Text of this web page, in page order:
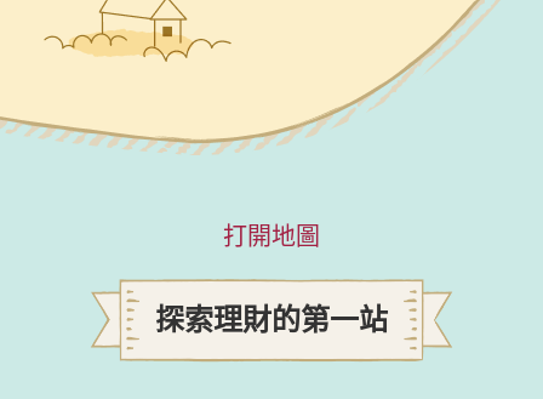
打開地圖
探索理財的第一站